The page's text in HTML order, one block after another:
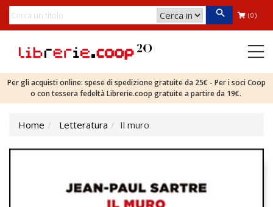
(0)
Per gli acquisti online: spese di spedizione gratuite da 25€ - Per i soci Coop
o con tessera fedeltà Librerie.coop gratuite a partire da 19€.
Home Letteratura Il muro